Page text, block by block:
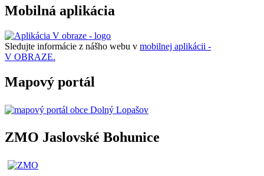
Mobilná aplikácia
Sledujte informácie z nášho webu v mobilnej aplikácii -
V OBRAZE.
Mapový portál
ZMO Jaslovské Bohunice